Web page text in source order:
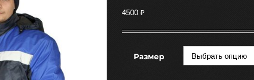
4500 ₽
Размер